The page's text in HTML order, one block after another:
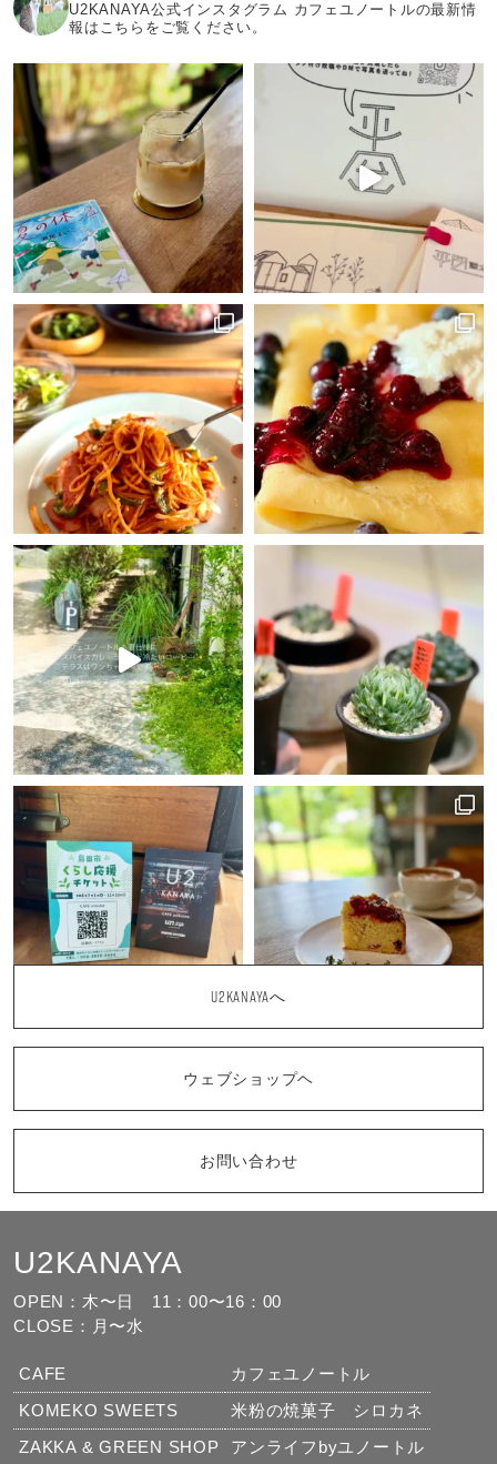
U2KANAYA公式インスタグラム カフェユノートルの最新情
報はこちらをご覧ください。
もっと見る フォローする
U2KANAYAへ
ウェブショップヘ
お問い合わせ
U2KANAYA
OPEN：木〜日 11：00〜16：00
CLOSE：月〜水
CAFE
カフェユノートル
KOMEKO SWEETS
米粉の焼菓子 シロカネ
ZAKKA & GREEN SHOP
アンライフbyユノートル